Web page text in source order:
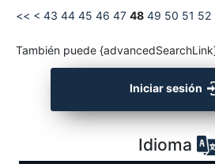
<< < 43 44 45 46 47 48 49 50 51 52
También puede
Iniciar sesión
Idioma